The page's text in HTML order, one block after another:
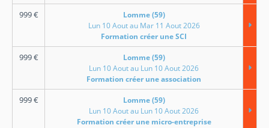
999€
Lomme (59)
Lun 10 Aout au Mar 11 Aout 2026
Formation créer une SCI
999€
Lomme (59)
Lun 10 Aout au Lun 10 Aout 2026
Formation créer une association
999€
Lomme (59)
Lun 10 Aout au Lun 10 Aout 2026
Formation créer une micro-entreprise